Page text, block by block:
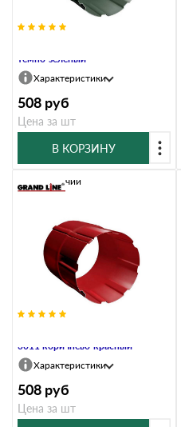
темно-зеленый
Характеристики
508 руб
Цена за шт
В КОРЗИНУ
3011 коричнево-красный
В наличии
Характеристики
508 руб
Цена за шт